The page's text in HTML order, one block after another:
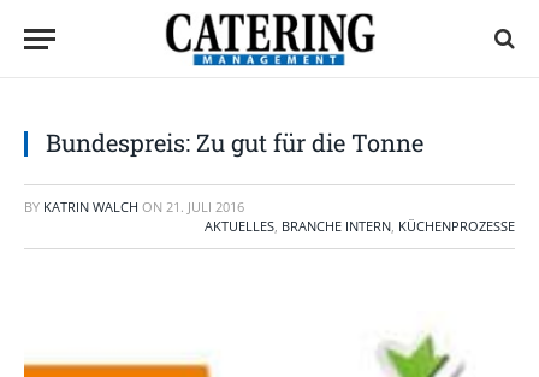
Bundespreis: Zu gut für die Tonne
BY KATRIN WALCH ON 21. JULI 2016
AKTUELLES, BRANCHE INTERN, KÜCHENPROZESSE